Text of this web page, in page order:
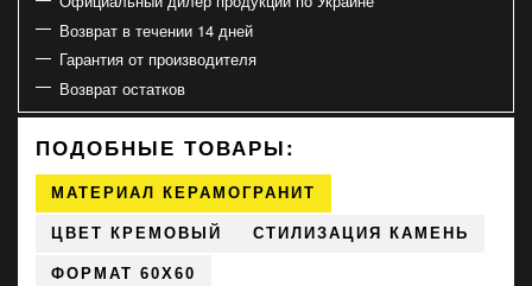
Возврат в течении 14 дней
Гарантия от производителя
Возврат остатков
ПОДОБНЫЕ ТОВАРЫ:
МАТЕРИАЛ КЕРАМОГРАНИТ
ЦВЕТ КРЕМОВЫЙ СТИЛИЗАЦИЯ КАМЕНЬ
ФОРМАТ 60X60